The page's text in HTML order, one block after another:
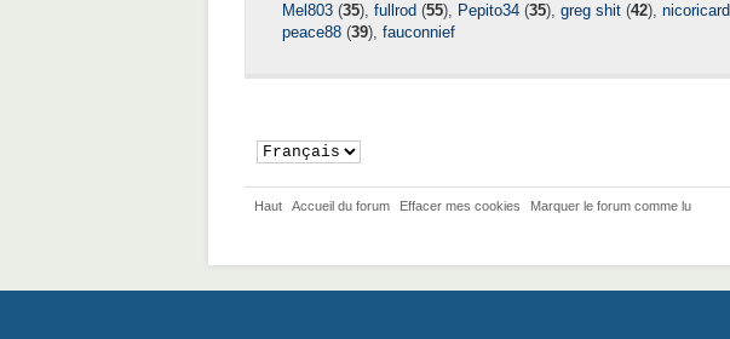
Mel803 (35), fullrod (55), Pepito34 (35), greg shit (42), nicoricard
peace88 (39), fauconnief
Haut Accueil du forum Effacer mes cookies Marquer le forum comme lu